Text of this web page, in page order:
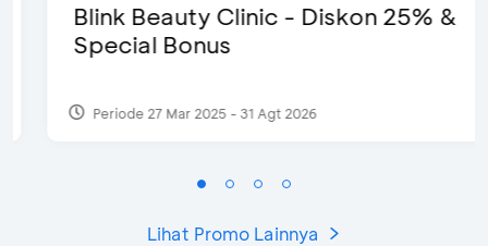
Blink Beauty Clinic - Diskon 25% &
Special Bonus
Periode 27 Mar 2025 - 31 Agt 2026
Lihat Promo Lainnya